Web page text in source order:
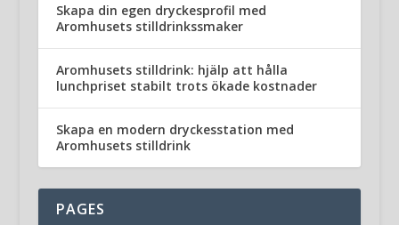
Skapa din egen dryckesprofil med
Aromhusets stilldrinkssmaker
Aromhusets stilldrink: hjälp att hålla
lunchpriset stabilt trots ökade kostnader
Skapa en modern dryckesstation med
Aromhusets stilldrink
PAGES